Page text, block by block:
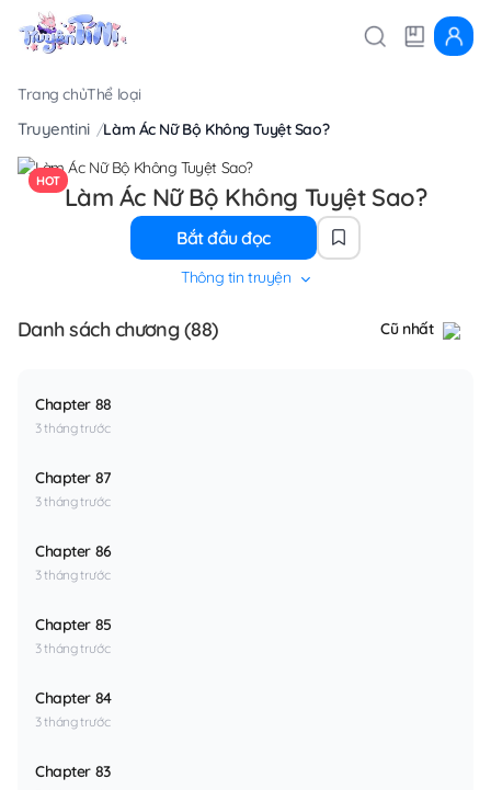
Trang chủThể loại
Truyentini Làm Ác Nữ Bộ Không Tuyệt Sao?
HOT
Làm Ác Nữ Bộ Không Tuyệt Sao?
Bắt đầu đọc
Thông tin truyện
Danh sách chương (88) Cũ nhất
Chapter 88
3 tháng trước
Chapter 87
3 tháng trước
Chapter 86
3 tháng trước
Chapter 85
3 tháng trước
Chapter 84
3 tháng trước
Chapter 83